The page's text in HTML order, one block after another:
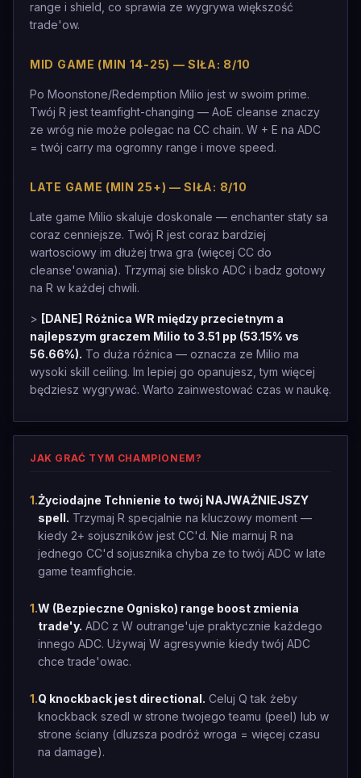
range i shield, co sprawia ze wygrywa większość
trade'ow.
MID GAME (MIN 14-25) — SIŁA: 8/10
Po Moonstone/Redemption Milio jest w swoim prime.
Twój R jest teamfight-changing — AoE cleanse znaczy
ze wróg nie może polegac na CC chain. W + E na ADC
= twój carry ma ogromny range i move speed.
LATE GAME (MIN 25+) — SIŁA: 8/10
Late game Milio skaluje doskonale — enchanter staty sa
coraz cenniejsze. Twój R jest coraz bardziej
wartosciowy im dłużej trwa gra (więcej CC do
cleanse'owania). Trzymaj sie blisko ADC i badz gotowy
na R w każdej chwili.
> [DANE] Różnica WR między przecietnym a
najlepszym graczem Milio to 3.51 pp (53.15% vs
56.66%). To duża różnica — oznacza ze Milio ma
wysoki skill ceiling. Im lepiej go opanujesz, tym więcej
będziesz wygrywać. Warto zainwestować czas w naukę.
JAK GRAĆ TYM CHAMPIONEM?
1.Życiodajne Tchnienie to twój NAJWAŻNIEJSZY
spell. Trzymaj R specjalnie na kluczowy moment —
kiedy 2+ sojuszników jest CC'd. Nie marnuj R na
jednego CC'd sojusznika chyba ze to twój ADC w late
game teamfighcie.
1.W (Bezpieczne Ognisko) range boost zmienia
trade'y. ADC z W outrange'uje praktycznie każdego
innego ADC. Używaj W agresywnie kiedy twój ADC
chce trade'owac.
1.Q knockback jest directional. Celuj Q tak żeby
knockback szedl w strone twojego teamu (peel) lub w
strone ściany (dluzsza podróż wroga = więcej czasu
na damage).